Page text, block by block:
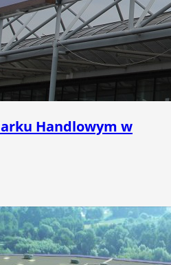
Handlowym w